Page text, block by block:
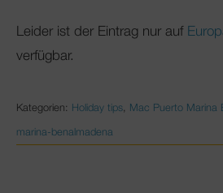
Leider ist der Eintrag nur auf
verfügbar.
Kategorien: Holiday tips, Mac Puerto Marina
marina-benalmadena